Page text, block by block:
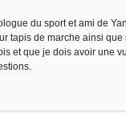
du sport et ami de
tapis de marche ainsi
et que je dois avoir une